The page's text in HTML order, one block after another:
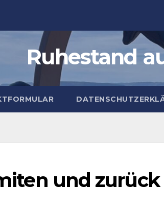
Ruhestand
und zurück